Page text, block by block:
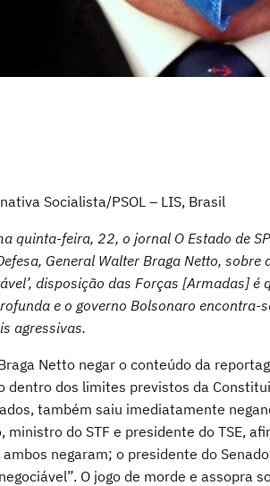
Socialista/PSOL – LIS, Brasil
quinta-feira, 22, o jornal O Estado de
General Walter Braga Netto, sobre
disposição das Forças [Armadas] é
e o governo Bolsonaro encontra-
agressivas.
Netto negar o conteúdo da
dentro dos limites previstos da
também saiu imediatamente
ministro do STF e presidente do TSE,
negaram; o presidente do
O jogo de morde e assopra